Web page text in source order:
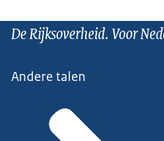
De Rijksoverheid. Voor
Andere talen